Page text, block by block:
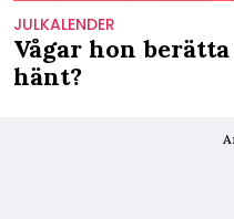
JULKALENDER
Vågar hon
hänt?